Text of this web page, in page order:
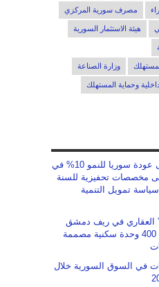
مصرف سورية المركزي
هيئة الاستثمار السورية
وزارة الصناعة
وحماية المستهلك
“النقد الدولي” يراهن على عودة سوريا للنمو 10% في
مخصصات تحفيزية للسنة
إطار سياسة تمويل التنمية
العقاري في ريف دمشق
بقيمة 200 مليون دولار .. 400 وحدة سكنية مصممة
في السوق السورية خلال